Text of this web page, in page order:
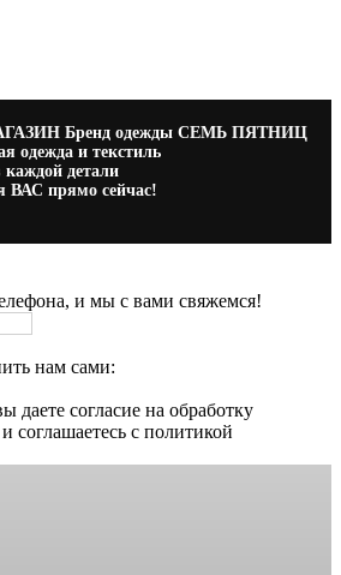
Бренд одежды СЕМЬ ПЯТНИЦ
одежда и текстиль
каждой детали
ВАС прямо сейчас!
и мы с вами свяжемся!
нам сами:
даете согласие на обработку
соглашаетесь c политикой